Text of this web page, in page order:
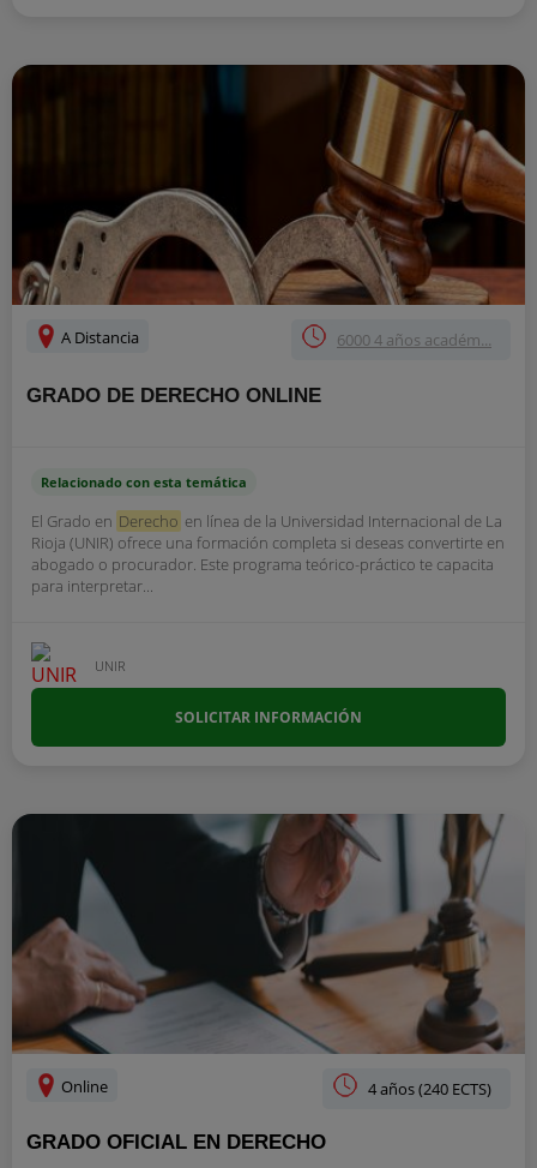
A Distancia 6000 4 años académ...
GRADO DE DERECHO ONLINE
Relacionado con esta temática
El Grado en Derecho en línea de la Universidad Internacional de La
Rioja (UNIR) ofrece una formación completa si deseas convertirte en
abogado o procurador. Este programa teórico-práctico te capacita
para interpretar...
UNIR
SOLICITAR INFORMACIÓN
Online 4 años (240 ECTS)
GRADO OFICIAL EN DERECHO